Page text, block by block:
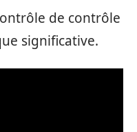
de contrôle
significative.